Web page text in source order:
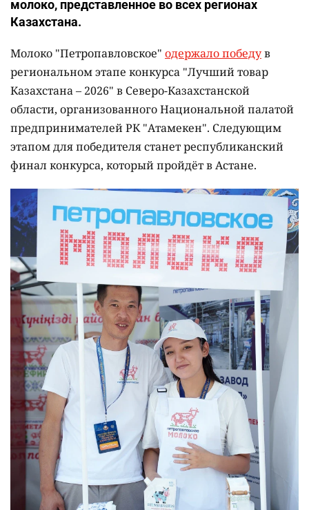
молоко, представленное во всех регионах
Казахстана.
Молоко "Петропавловское" одержало победув
региональном этапе конкурса "Лучший товар
Казахстана – 2026" в Северо-Казахстанской
области, организованного Национальной палатой
предпринимателей РК "Атамекен". Следующим
этапом для победителя станет республиканский
финал конкурса, который пройдёт в Астане.